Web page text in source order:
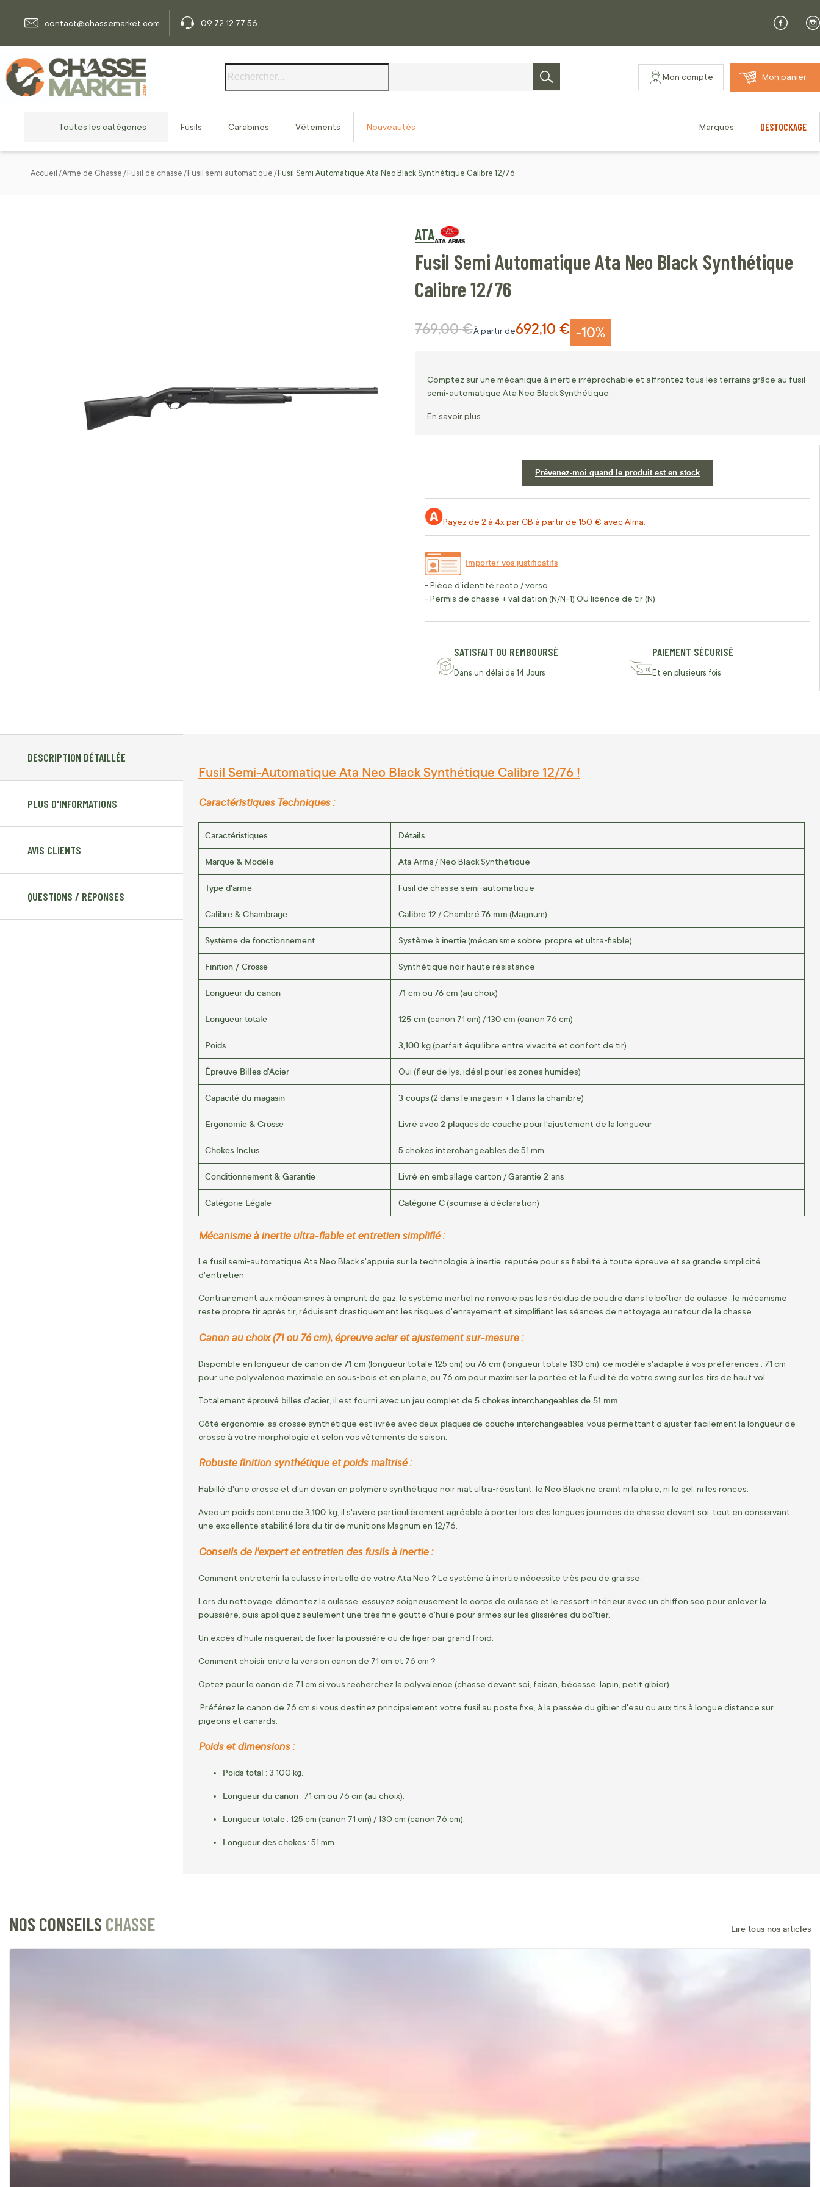
contact@chassemarket.com
09 72 12 77 56
Rechercher
Mon compte Mon panier
Toutes les catégories Fusils Carabines Vêtements Nouveautés Marques DÉSTOCKAGE
Accueil Arme de Chasse Fusil de chasse Fusil semi automatique Fusil Semi Automatique Ata Neo Black Synthétique Calibre 12/76
ATA
Fusil Semi Automatique Ata Neo Black Synthétique
Calibre 12/76
-10%
À partir de692,10 €
Prix normal
769,00 €
Comptez sur une mécanique à inertie irréprochable et affrontez tous les terrains grâce au fusil
semi-automatique Ata Neo Black Synthétique.
En savoir plus
Prévenez-moi quand le produit est en stock
Payez de 2 à 4x par CB à partir de 150 € avec Alma.
Importer vos justificatifs
- Pièce d'identité recto / verso
- Permis de chasse + validation (N/N-1) OU licence de tir (N)
SATISFAIT OU REMBOURSÉ
Dans un délai de 14 Jours
PAIEMENT SÉCURISÉ
Et en plusieurs fois
DESCRIPTION DÉTAILLÉE
PLUS D'INFORMATIONS
AVIS CLIENTS
QUESTIONS / RÉPONSES
Fusil Semi-Automatique Ata Neo Black Synthétique Calibre 12/76 !
Caractéristiques Techniques :
Caractéristiques Détails
Marque & Modèle Ata Arms / Neo Black Synthétique
Type d'arme Fusil de chasse semi-automatique
Calibre & Chambrage Calibre 12 / Chambré 76 mm (Magnum)
Système de fonctionnement Système à inertie(mécanisme sobre, propre et ultra-fiable)
Finition / Crosse Synthétique noir haute résistance
Longueur du canon 71 cm ou 76 cm (au choix)
Longueur totale 125 cm (canon 71 cm) /130 cm (canon 76 cm)
Poids 3,100 kg(parfait équilibre entre vivacité et confort de tir)
Épreuve Billes d'Acier Oui (fleur de lys, idéal pour les zones humides)
Capacité du magasin 3 coups(2 dans le magasin + 1 dans la chambre)
Ergonomie & Crosse Livré avec 2 plaques de couchepour l'ajustement de la longueur
Chokes Inclus 5 chokes interchangeables de 51 mm
Conditionnement & Garantie Livré en emballage carton /Garantie 2 ans
Catégorie Légale Catégorie C(soumise à déclaration)
Mécanisme à inertie ultra-fiable et entretien simplifié :
Le fusil semi-automatique Ata Neo Black s'appuie sur la technologie à inertie, réputée pour sa fiabilité à toute épreuve et sa grande simplicité
d'entretien.
Contrairement aux mécanismes à emprunt de gaz, le système inertiel ne renvoie pas les résidus de poudre dans le boîtier de culasse : le mécanisme
reste propre tir après tir, réduisant drastiquement les risques d'enrayement et simplifiant les séances de nettoyage au retour de la chasse.
Canon au choix (71 ou 76 cm), épreuve acier et ajustement sur-mesure :
Disponible en longueur de canon de 71 cm (longueur totale 125 cm) ou 76 cm (longueur totale 130 cm), ce modèle s'adapte à vos préférences : 71 cm
pour une polyvalence maximale en sous-bois et en plaine, ou 76 cm pour maximiser la portée et la fluidité de votre swing sur les tirs de haut vol.
Totalement éprouvé billes d'acier il est fourni avec un jeu complet de 5 chokes interchangeables de 51 mm
Côté ergonomie, sa crosse synthétique est livrée avec deux plaques de couche interchangeables vous permettant d'ajuster facilement la longueur de
crosse à votre morphologie et selon vos vêtements de saison.
Robuste finition synthétique et poids maîtrisé :
Habillé d'une crosse et d'un devan en polymère synthétique noir mat ultra-résistant, le Neo Black ne craint ni la pluie, ni le gel, ni les ronces.
Avec un poids contenu de 3,100 kg il s'avère particulièrement agréable à porter lors des longues journées de chasse devant soi, tout en conservant
une excellente stabilité lors du tir de munitions Magnum en 12/76.
Conseils de l'expert et entretien des fusils à inertie :
Comment entretenir la culasse inertielle de votre Ata Neo ? Le système à inertie nécessite très peu de graisse.
Lors du nettoyage, démontez la culasse, essuyez soigneusement le corps de culasse et le ressort intérieur avec un chiffon sec pour enlever la
poussière, puis appliquez seulement une très fine goutte d'huile pour armes sur les glissières du boîtier.
Un excès d'huile risquerait de fixer la poussière ou de figer par grand froid.
Comment choisir entre la version canon de 71 cm et 76 cm ?
Optez pour le canon de 71 cm si vous recherchez la polyvalence (chasse devant soi, faisan, bécasse, lapin, petit gibier).
Préférez le canon de 76 cm si vous destinez principalement votre fusil au poste fixe, à la passée du gibier d'eau ou aux tirs à longue distance sur
pigeons et canards.
Poids et dimensions :
Poids total : 3, 100 kg.
Longueur du canon : 71 cm ou 76 cm (au choix).
Longueur totale : 125 cm (canon 71 cm) / 130 cm (canon 76 cm).
Longueur des chokes : 51 mm.
NOS CONSEILS CHASSE Lire tous nos articles